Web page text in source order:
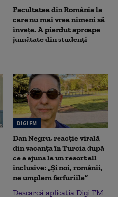
Facultatea din România la
care nu mai vrea nimeni să
înveţe. A pierdut aproape
jumătate din studenţi
DIGI FM
Dan Negru, reacție virală
din vacanța în Turcia după
ce a ajuns la un resort all
inclusive: „Și noi, românii,
ne umplem farfuriile”
Descarcă aplicația Digi FM